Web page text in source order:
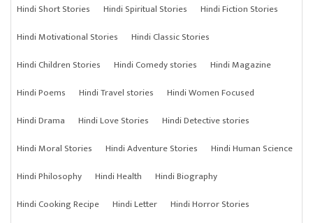
Hindi Short Stories Hindi Spiritual Stories
Hindi Fiction Stories
Hindi Motivational Stories
Hindi Classic Stories
Hindi Children Stories
Hindi Comedy stories
Hindi Magazine
Hindi Poems
Hindi Travel stories
Hindi Women Focused
Hindi Drama
Hindi Love Stories
Hindi Detective stories
Hindi Moral Stories
Hindi Adventure Stories
Hindi Human Science
Hindi Philosophy
Hindi Health
Hindi Biography
Hindi Cooking Recipe
Hindi Letter
Hindi Horror Stories